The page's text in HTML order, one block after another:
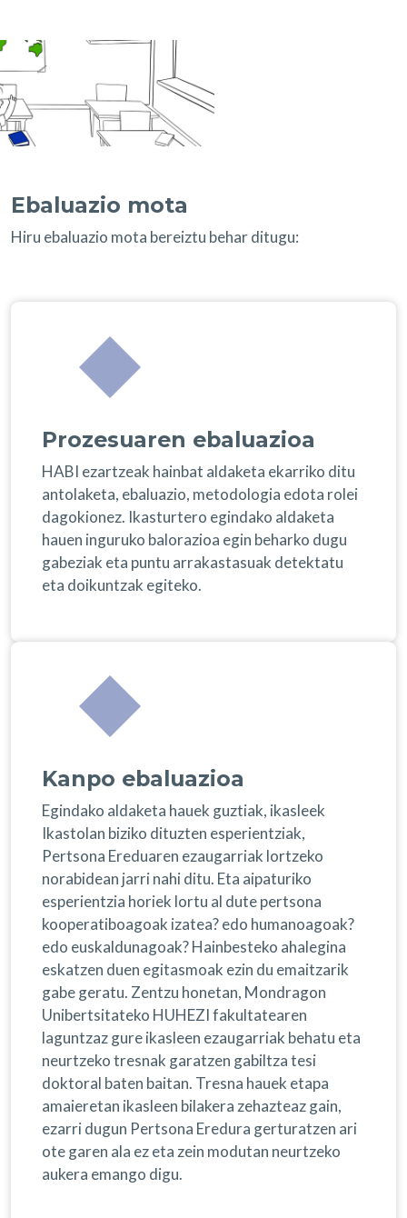
Ebaluazio mota
Hiru ebaluazio mota bereiztu behar ditugu:
Prozesuaren ebaluazioa
HABI ezartzeak hainbat aldaketa ekarriko ditu
antolaketa, ebaluazio, metodologia edota rolei
dagokionez. Ikasturtero egindako aldaketa
hauen inguruko balorazioa egin beharko dugu
gabeziak eta puntu arrakastasuak detektatu
eta doikuntzak egiteko.
Kanpo ebaluazioa
Egindako aldaketa hauek guztiak, ikasleek
Ikastolan biziko dituzten esperientziak,
Pertsona Ereduaren ezaugarriak lortzeko
norabidean jarri nahi ditu. Eta aipaturiko
esperientzia horiek lortu al dute pertsona
kooperatiboagoak izatea? edo humanoagoak?
edo euskaldunagoak? Hainbesteko ahalegina
eskatzen duen egitasmoak ezin du emaitzarik
gabe geratu. Zentzu honetan, Mondragon
Unibertsitateko HUHEZI fakultatearen
laguntzaz gure ikasleen ezaugarriak behatu eta
neurtzeko tresnak garatzen gabiltza tesi
doktoral baten baitan. Tresna hauek etapa
amaieretan ikasleen bilakera zehazteaz gain,
ezarri dugun Pertsona Eredura gerturatzen ari
ote garen ala ez eta zein modutan neurtzeko
aukera emango digu.